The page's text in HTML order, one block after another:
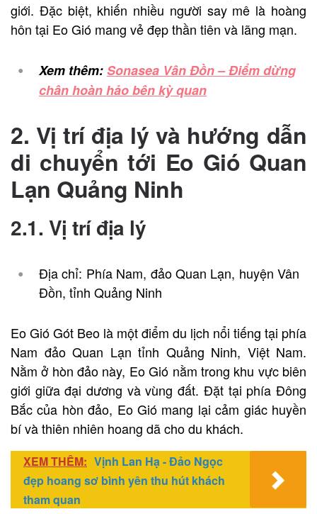
giới. Đặc biệt, khiến nhiều người say mê là hoàng
hôn tại Eo Gió mang vẻ đẹp thần tiên và lãng mạn.
Xem thêm:Sonasea Vân Đồn – Điểm dừng
chân hoàn hảo bên kỳ quan
2. Vị trí địa lý và hướng dẫn
di chuyển tới Eo Gió Quan
Lạn Quảng Ninh
2.1. Vị trí địa lý
Địa chỉ: Phía Nam, đảo Quan Lạn, huyện Vân
Đồn, tỉnh Quảng Ninh
Eo Gió Gót Beo là một điểm du lịch nổi tiếng tại phía
Nam đảo Quan Lạn tỉnh Quảng Ninh, Việt Nam.
Nằm ở hòn đảo này, Eo Gió nằm trong khu vực biên
giới giữa đại dương và vùng đất. Đặt tại phía Đông
Bắc của hòn đảo, Eo Gió mang lại cảm giác huyền
bí và thiên nhiên hoang dã cho du khách.
XEM THÊM: Vịnh Lan Hạ - Đảo Ngọc
đẹp hoang sơ bình yên thu hút khách
tham quan